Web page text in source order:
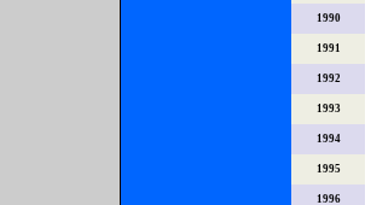
1990
1991
1992
1993
1994
1995
1996